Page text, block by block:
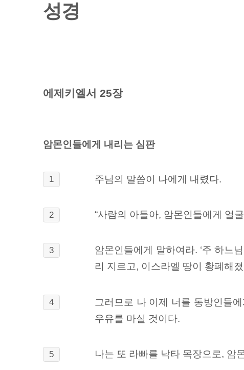
성경
에제키엘서 25장
암몬인들에게 내리는 심판
1 주님의 말씀이 나에게 내렸다.
2 “사람의 아들아, 암몬인들에게 얼
3 암몬인들에게 말하여라. ‘주 하느
리 지르고, 이스라엘 땅이 황폐해
4 그러므로 나 이제 너를 동방인들에
우유를 마실 것이다.
5 나는 또 라빠를 낙타 목장으로, 암